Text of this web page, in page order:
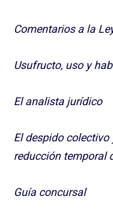
Comentarios a la
Usufructo, uso y
El analista jurídico
El despido
reducción temporal
Guía concursal